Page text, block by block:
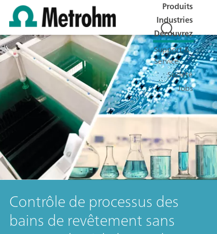
Produits
Industries
Découvrez
Support &
Service
Société
Jobs
Contrôle de processus des
bains de revêtement sans